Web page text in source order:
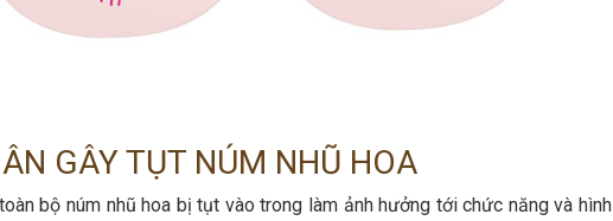
GÂY TỤT NÚM NHŨ HOA
bộ núm nhũ hoa bị tụt vào trong làm ảnh hưởng tới chức năng và hình